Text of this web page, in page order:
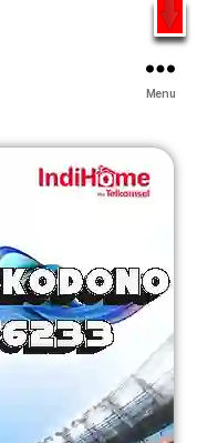
| WiFi 200Rb an By
Menu